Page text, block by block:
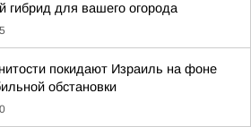
гибрид для вашего огорода
покидают Израиль на фоне
обстановки